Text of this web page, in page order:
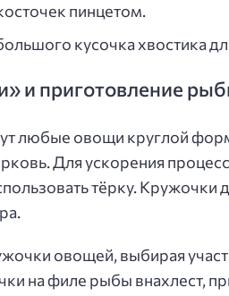
пинцетом.
кусочка хвостика
и приготовление
любые овощи круглой
Для ускорения
тёрку. Кружочки
овощей, выбирая
на филе рыбы внахлест,